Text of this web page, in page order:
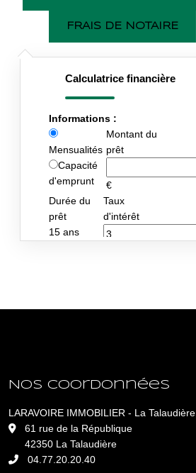
FRAIS DE NOTAIRE
Nos coordonnées
LARAVOIRE IMMOBILIER - La Talaudière
61 rue de la République
42350 La Talaudière
04.77.20.20.40